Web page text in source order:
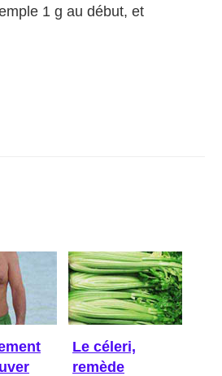
1 g au début, et
Le céleri,
remède